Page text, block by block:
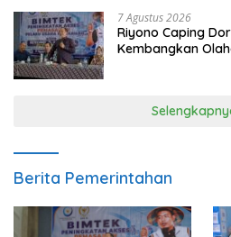
7 Agustus 2026
Riyono Caping
Kembangkan
Berita Pemerintahan